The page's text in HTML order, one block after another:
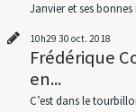
Janvier et ses
10h29 30 oct. 2018
Frédérique
en...
C’est dans le